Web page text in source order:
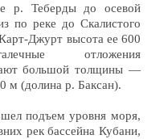
р. Теберды до осевой
по реке до Скалистого
Джурт высота ее 600
отложения
большой толщины —
(долина р. Баксан).
подъем уровня моря,
рек бассейна Кубани,